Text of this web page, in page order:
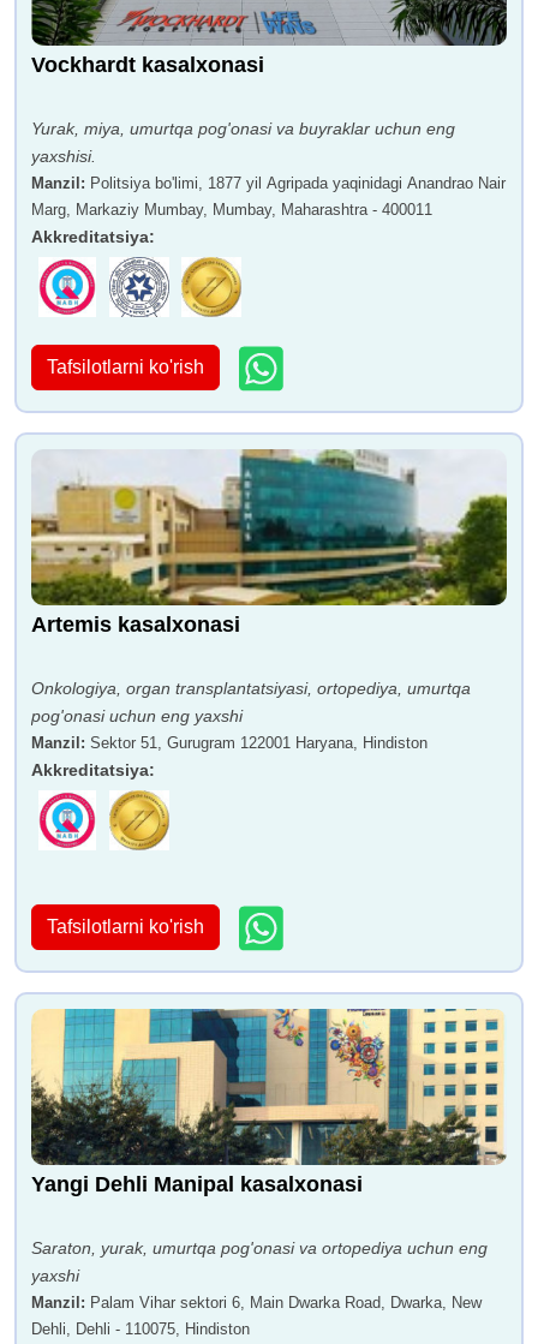
Vockhardt kasalxonasi
Yurak, miya, umurtqa pog'onasi va buyraklar uchun eng
yaxshisi.
Manzil : Politsiya bo'limi, 1877 yil Agripada yaqinidagi Anandrao Nair
Marg, Markaziy Mumbay, Mumbay, Maharashtra - 400011
Akkreditatsiya:
Tafsilotlarni ko'rish
Artemis kasalxonasi
Onkologiya, organ transplantatsiyasi, ortopediya, umurtqa
pog'onasi uchun eng yaxshi
Manzil : Sektor 51, Gurugram 122001 Haryana, Hindiston
Akkreditatsiya:
Tafsilotlarni ko'rish
Yangi Dehli Manipal kasalxonasi
Saraton, yurak, umurtqa pog'onasi va ortopediya uchun eng
yaxshi
Manzil : Palam Vihar sektori 6, Main Dwarka Road, Dwarka, New
Dehli, Dehli - 110075, Hindiston